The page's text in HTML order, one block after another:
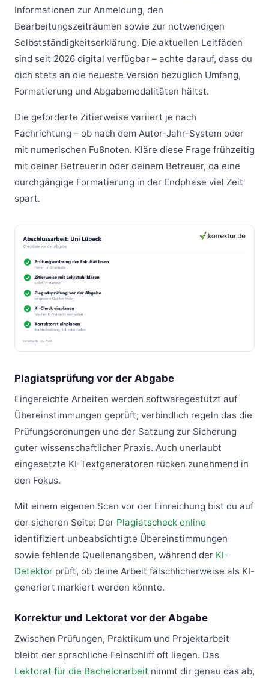
Informationen zur Anmeldung, den
Bearbeitungszeiträumen sowie zur notwendigen
Selbstständigkeitserklärung. Die aktuellen Leitfäden
sind seit 2026 digital verfügbar – achte darauf, dass du
dich stets an die neueste Version bezüglich Umfang,
Formatierung und Abgabemodalitäten hältst.
Die geforderte Zitierweise variiert je nach
Fachrichtung – ob nach dem Autor-Jahr-System oder
mit numerischen Fußnoten. Kläre diese Frage frühzeitig
mit deiner Betreuerin oder deinem Betreuer, da eine
durchgängige Formatierung in der Endphase viel Zeit
spart.
Plagiatsprüfung vor der Abgabe
Eingereichte Arbeiten werden softwaregestützt auf
Übereinstimmungen geprüft; verbindlich regeln das die
Prüfungsordnungen und der Satzung zur Sicherung
guter wissenschaftlicher Praxis. Auch unerlaubt
eingesetzte KI-Textgeneratoren rücken zunehmend in
den Fokus.
Mit einem eigenen Scan vor der Einreichung bist du auf
der sicheren Seite: Der Plagiatscheck online
identifiziert unbeabsichtigte Übereinstimmungen
sowie fehlende Quellenangaben, während der KI-
Detektor prüft, ob deine Arbeit fälschlicherweise als KI-
generiert markiert werden könnte.
Korrektur und Lektorat vor der Abgabe
Zwischen Prüfungen, Praktikum und Projektarbeit
bleibt der sprachliche Feinschliff oft liegen. Das
Lektorat für die Bachelorarbeit nimmt dir genau das ab,